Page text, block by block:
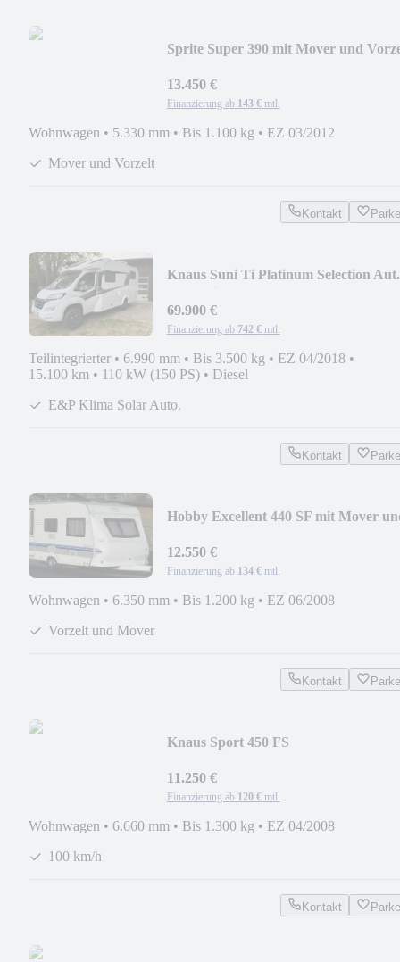
Sprite Super 390 mit Mover und
13.450 €
Finanzierung ab 143 € mtl.
Wohnwagen • 5.330 mm • Bis 1.100 kg • EZ 03/2012
Mover und Vorzelt
Kontakt
Knaus Suni Ti Platinum Selection Aut.
69.900 €
Finanzierung ab 742 € mtl.
Teilintegrierter • 6.990 mm • Bis 3.500 kg • EZ 04/2018 •
15.100 km • 110 kW (150 PS) • Diesel
E&P Klima Solar Auto.
Kontakt
Hobby Excellent 440 SF mit Mover
12.550 €
Finanzierung ab 134 € mtl.
Wohnwagen • 6.350 mm • Bis 1.200 kg • EZ 06/2008
Vorzelt und Mover
Kontakt
Knaus Sport 450 FS
11.250 €
Finanzierung ab 120 € mtl.
Wohnwagen • 6.660 mm • Bis 1.300 kg • EZ 04/2008
100 km/h
Kontakt